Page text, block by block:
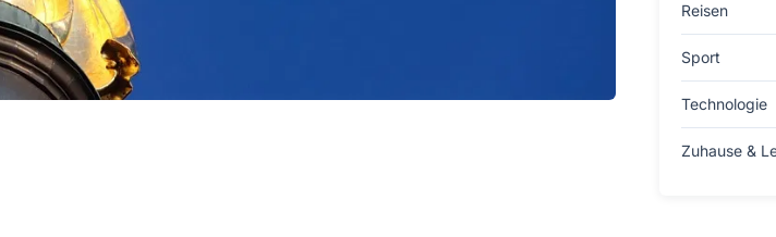
Reisen
Sport
Technologie
Zuhause &